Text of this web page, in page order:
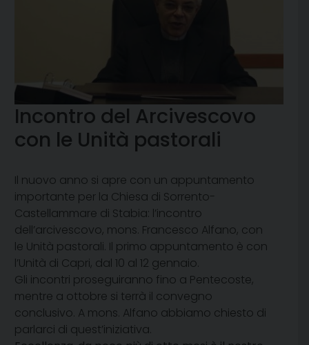
Incontro del Arcivescovo
con le Unità pastorali
Il nuovo anno si apre con un appuntamento
importante per la Chiesa di Sorrento-
Castellammare di Stabia: l’incontro
dell’arcivescovo, mons. Francesco Alfano, con
le Unità pastorali. Il primo appuntamento è con
l’Unità di Capri, dal 10 al 12 gennaio.
Gli incontri proseguiranno fino a Pentecoste,
mentre a ottobre si terrà il convegno
conclusivo. A mons. Alfano abbiamo chiesto di
parlarci di quest’iniziativa.